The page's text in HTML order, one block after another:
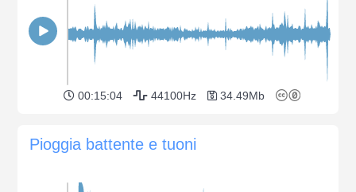
00:15:04 44100Hz 34.49Mb
Pioggia battente e tuoni